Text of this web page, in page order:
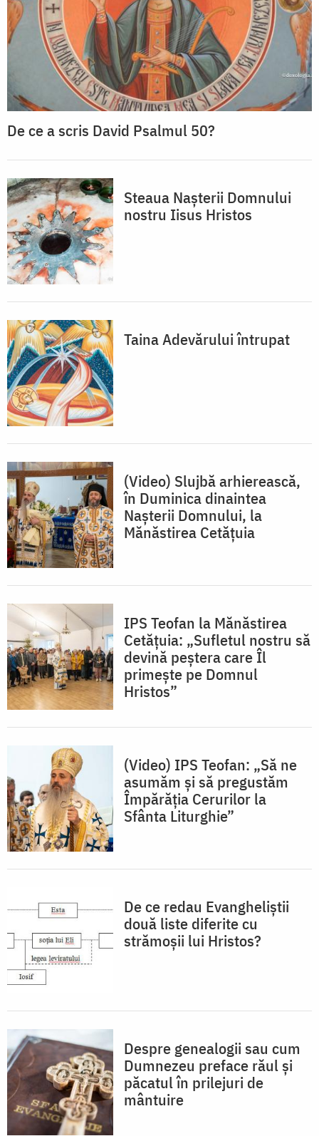
De ce a scris David Psalmul 50?
Steaua Nașterii Domnului
nostru Iisus Hristos
Taina Adevărului întrupat
(Video) Slujbă arhierească,
în Duminica dinaintea
Nașterii Domnului, la
Mănăstirea Cetățuia
IPS Teofan la Mănăstirea
Cetățuia: „Sufletul nostru să
devină peștera care Îl
primește pe Domnul
Hristos”
(Video) IPS Teofan: „Să ne
asumăm și să pregustăm
Împărăția Cerurilor la
Sfânta Liturghie”
De ce redau Evangheliștii
două liste diferite cu
strămoșii lui Hristos?
Despre genealogii sau cum
Dumnezeu preface răul și
păcatul în prilejuri de
mântuire